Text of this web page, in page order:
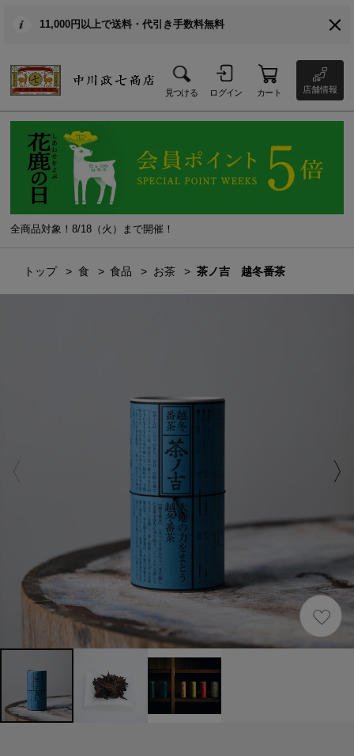
11,000円以上で送料・代引き手数料無料
見つける ログイン カート 店舗情報
全商品対象！8/18（火）まで開催！
トップ 食 食品 お茶 茶ノ吉 越冬番茶